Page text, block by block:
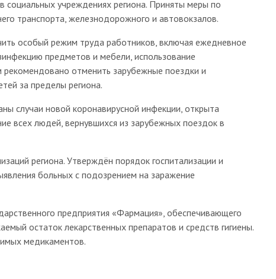
социальных учреждениях региона. Приняты меры по
транспорта, железнодорожного и автовокзалов.
особый режим труда работников, включая ежедневное
предметов и мебели, использование
отменить зарубежные поездки и
за пределы региона.
случаи новой коронавирусной инфекции, открыта
всех людей, вернувшихся из зарубежных поездок в
региона. Утверждён порядок госпитализации и
больных с подозрением на заражение
предприятия «Фармация», обеспечивающего
остаток лекарственных препаратов и средств гигиены.
медикаментов.